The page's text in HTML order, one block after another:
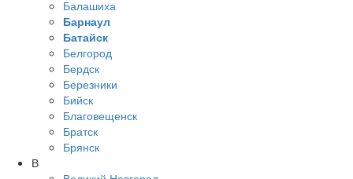
Балашиха
Барнаул
Батайск
Белгород
Бердск
Березники
Бийск
Благовещенск
Братск
Брянск
В